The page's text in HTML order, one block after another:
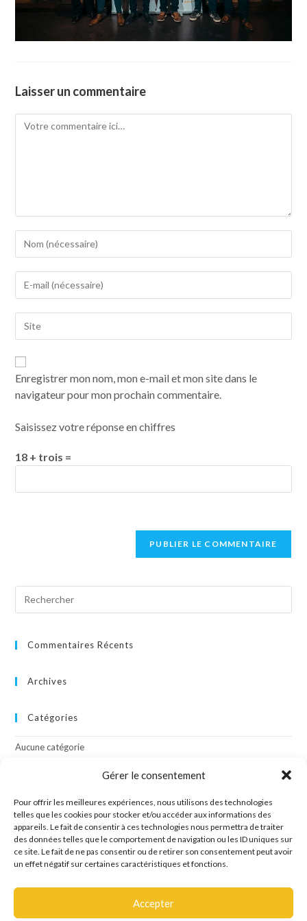
Gérer le consentement
Pour offrir les meilleures expériences, nous utilisons des technologies
telles que les cookies pour stocker et/ou accéder aux informations des
appareils. Le fait de consentir à ces technologies nous permettra de traiter
des données telles que le comportement de navigation ou les ID uniques sur
ce site. Le fait de ne pas consentir ou de retirer son consentement peut avoir
un effet négatif sur certaines caractéristiques et fonctions.
Accepter
Laisser un commentaire
Enregistrer mon nom, mon e-mail et mon site dans le
navigateur pour mon prochain commentaire.
Saisissez votre réponse en chiffres
18 + trois =
Commentaires Récents
Archives
Catégories
Aucune catégorie
Connexion
Flux des publications
Flux des commentaires
Site de WordPress-FR